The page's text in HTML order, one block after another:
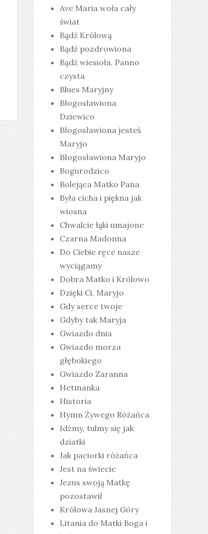
Ave Maria woła cały
świat
Bądź Królową
Bądź pozdrowiona
Bądź wiesioła, Panno
czysta
Blues Maryjny
Błogosławiona
Dziewico
Błogosławiona jesteś
Maryjo
Błogosławiona Maryjo
Bogurodzico
Bolejąca Matko Pana
Była cicha i piękna jak
wiosna
Chwalcie łąki umajone
Czarna Madonna
Do Ciebie ręce nasze
wyciągamy
Dobra Matko i Królowo
Dzięki Ci, Maryjo
Gdy serce twoje
Gdyby tak Maryja
Gwiazdo dnia
Gwiazdo morza
głębokiego
Gwiazdo Zaranna
Hetmanka
Historia
Hymn Żywego Różańca
Idźmy, tulmy się jak
dziatki
Jak paciorki różańca
Jest na świecie
Jezus swoją Matkę
pozostawił
Królowa Jasnej Góry
Litania do Matki Boga i